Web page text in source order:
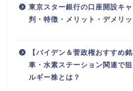
東京スター銀行の口座開設キ
判・特徴・メリット・デメリ
【バイデン＆菅政権おすすめ
車・水素ステーション関連で
ルギー株とは？